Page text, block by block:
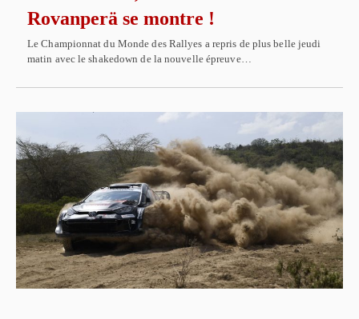
Rovanperä se montre !
Le Championnat du Monde des Rallyes a repris de plus belle jeudi
matin avec le shakedown de la nouvelle épreuve…